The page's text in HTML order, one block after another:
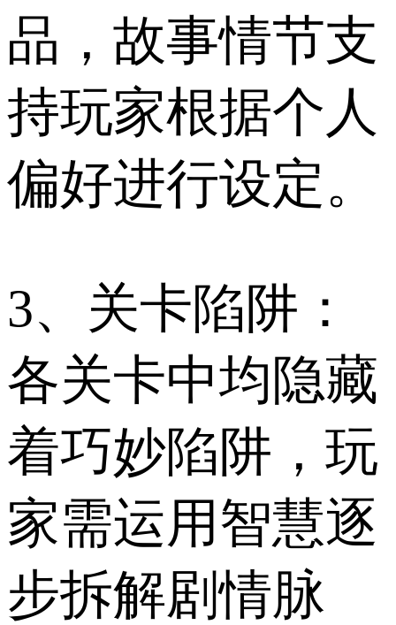
品，故事情节支
持玩家根据个人
偏好进行设定。
3、关卡陷阱：
各关卡中均隐藏
着巧妙陷阱，玩
家需运用智慧逐
步拆解剧情脉